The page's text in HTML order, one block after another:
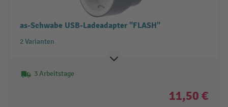
as-Schwabe USB-Ladeadapter "FLASH"
2 Varianten
3 Arbeitstage
11,50 €